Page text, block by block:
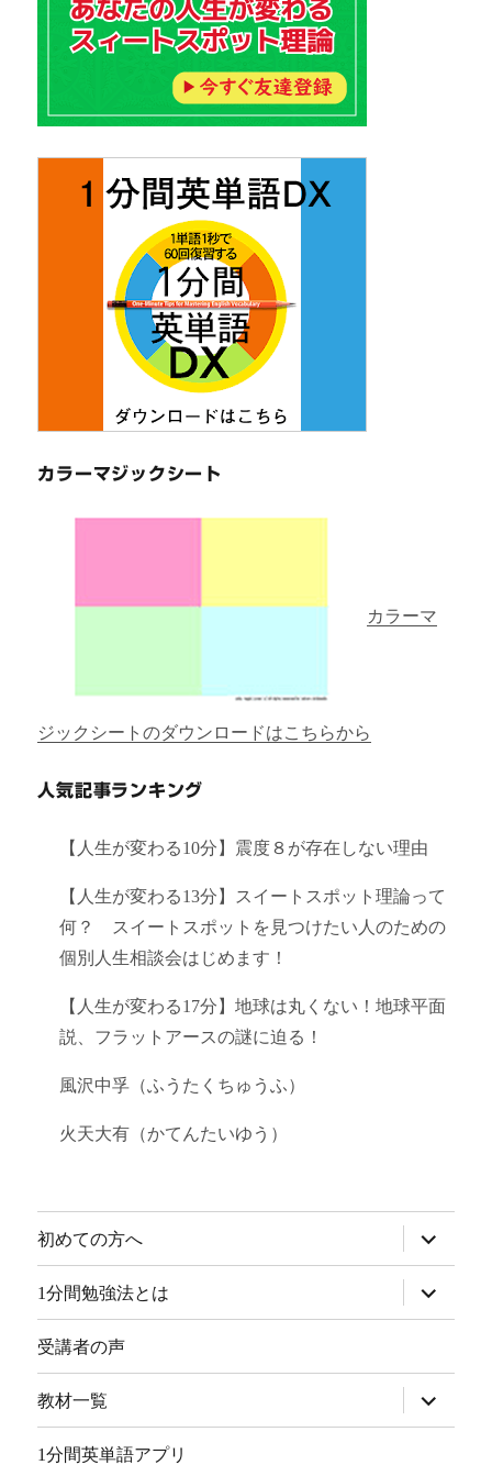
カラーマジックシート
カラーマ
ジックシートのダウンロードはこちらから
人気記事ランキング
【人生が変わる10分】震度８が存在しない理由
【人生が変わる13分】スイートスポット理論って
何？ スイートスポットを見つけたい人のための
個別人生相談会はじめます！
【人生が変わる17分】地球は丸くない！地球平面
説、フラットアースの謎に迫る！
風沢中孚（ふうたくちゅうふ）
火天大有（かてんたいゆう）
初めての方へ
ブ
メ
ニ
ュ
ー
開
1分間勉強法とは
ブ
メ
ー
を
展
開
受講者の声
教材一覧
ブ
メ
1分間英単語アプリ